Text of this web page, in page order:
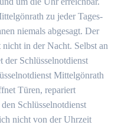
zu jeder Tages-
niemals abgesagt. Der
in der Nacht. Selbst an
der Schlüsselnotdienst
Mittelgönrath
Türen, repariert
Schlüsselnotdienst
nicht von der Uhrzeit